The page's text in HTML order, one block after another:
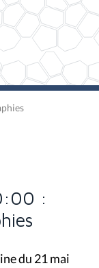
:
du 21 mai